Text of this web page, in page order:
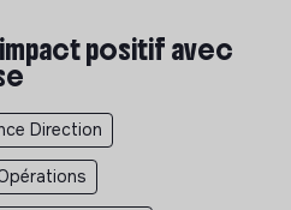
positif avec
Direction